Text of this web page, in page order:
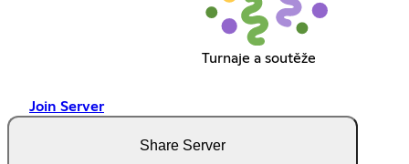
Turnaje a soutěže
Join Server
Share Server